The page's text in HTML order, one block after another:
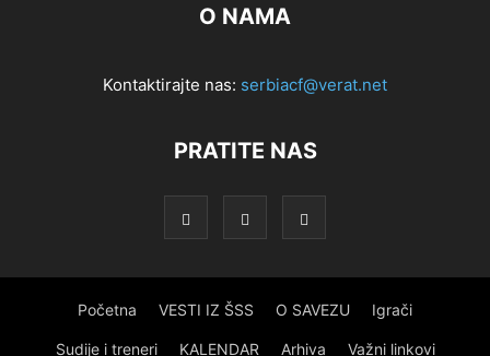
O NAMA
Kontaktirajte nas: serbiacf@verat.net
PRATITE NAS
Početna VESTI IZ ŠSS O SAVEZU Igrači
Sudije i treneri KALENDAR Arhiva Važni linkovi